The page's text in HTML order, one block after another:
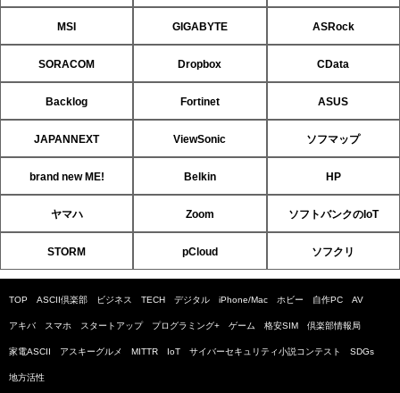
MSI GIGABYTE ASRock
SORACOM Dropbox CData
Backlog Fortinet ASUS
JAPANNEXT ViewSonic ソフマップ
brand new ME! Belkin HP
ヤマハ Zoom ソフトバンクのIoT
STORM pCloud ソフクリ
TOP ASCII倶楽部 ビジネス TECH デジタル iPhone/Mac ホビー 自作PC AV
アキバ スマホ スタートアップ プログラミング+ ゲーム 格安SIM 倶楽部情報局
家電ASCII アスキーグルメ MITTR IoT サイバーセキュリティ小説コンテスト SDGs
地方活性